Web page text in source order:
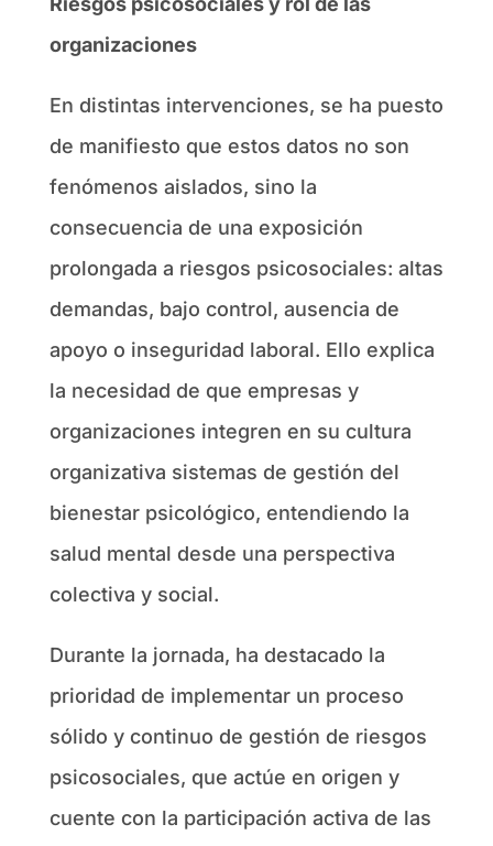
organizaciones
En distintas intervenciones, se ha puesto
de manifiesto que estos datos no son
fenómenos aislados, sino la
consecuencia de una exposición
prolongada a riesgos psicosociales: altas
demandas, bajo control, ausencia de
apoyo o inseguridad laboral. Ello explica
la necesidad de que empresas y
organizaciones integren en su cultura
organizativa sistemas de gestión del
bienestar psicológico, entendiendo la
salud mental desde una perspectiva
colectiva y social.
Durante la jornada, ha destacado la
prioridad de implementar un proceso
sólido y continuo de gestión de riesgos
psicosociales, que actúe en origen y
cuente con la participación activa de las